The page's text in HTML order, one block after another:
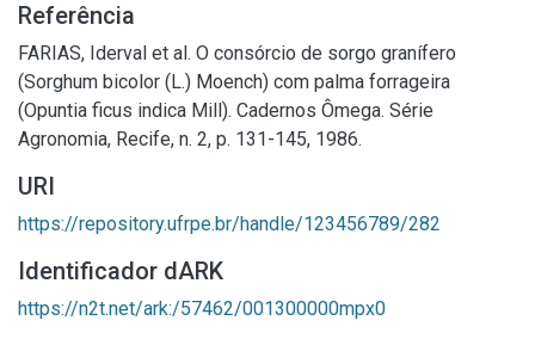
Referência
FARIAS, Iderval et al. O consórcio de sorgo granífero
(Sorghum bicolor (L.) Moench) com palma forrageira
(Opuntia ficus indica Mill). Cadernos Ômega. Série
Agronomia, Recife, n. 2, p. 131-145, 1986.
URI
https://repository.ufrpe.br/handle/123456789/282
Identificador dARK
https://n2t.net/ark:/57462/001300000mpx0